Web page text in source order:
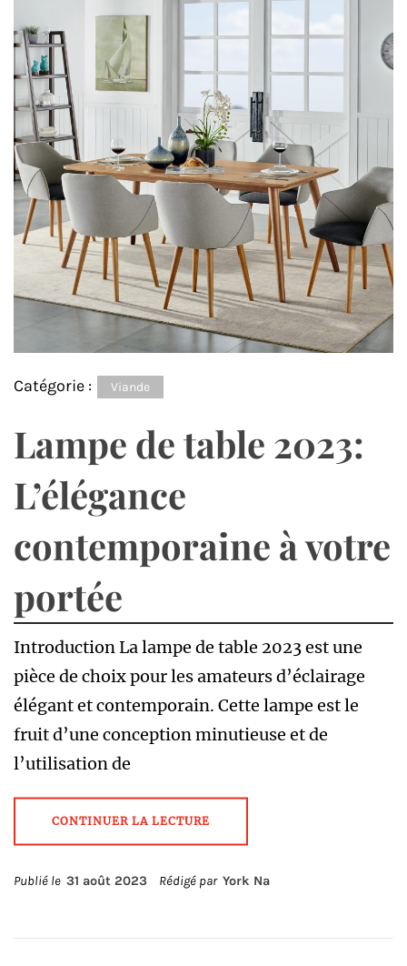
Catégorie : Viande
Lampe de table 2023:
L’élégance
contemporaine à votre
portée
Introduction La lampe de table 2023 est une
pièce de choix pour les amateurs d’éclairage
élégant et contemporain. Cette lampe est le
fruit d’une conception minutieuse et de
l’utilisation de
CONTINUER LA LECTURE
Publié le 31 août 2023 Rédigé par York Na